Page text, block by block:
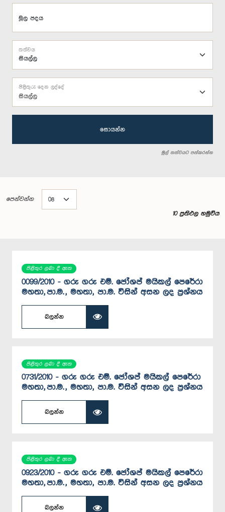
මූල පදය
තත්වය
සියල්ල
පිළිතුරු දෙන ලද්දේ
සොයන්න
මුල් තත්වයට පත්කරන්න
පෙන්වන්න
10 ප්‍රතිඵල හමුවිය
පිළිතුර ලබා දී ඇත
0099/2010 - ගරු ගරු එම්. ජෝශප් මයිකල් පෙරේරා
මහතා, පා.ම. , මහතා, පා.ම. විසින් අසන ලද ප්‍රශ්නය
බලන්න
පිළිතුර ලබා දී ඇත
0731/2010 - ගරු ගරු එම්. ජෝශප් මයිකල් පෙරේරා
මහතා, පා.ම. , මහතා, පා.ම. විසින් අසන ලද ප්‍රශ්නය
බලන්න
පිළිතුර ලබා දී ඇත
0923/2010 - ගරු ගරු එම්. ජෝශප් මයිකල් පෙරේරා
මහතා, පා.ම. , මහතා, පා.ම. විසින් අසන ලද ප්‍රශ්නය
බලන්න